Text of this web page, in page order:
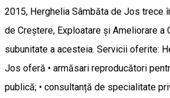
2015, Herghelia Sâmbăta de Jos trece
de Creștere, Exploatare și Ameliorare a
subunitate a acesteia. Servicii oferite:
Jos oferă • armăsari reproducători
publică; • consultanță de specialitate